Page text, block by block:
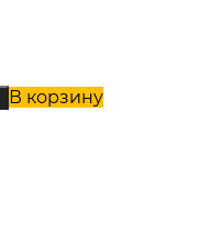
В корзину